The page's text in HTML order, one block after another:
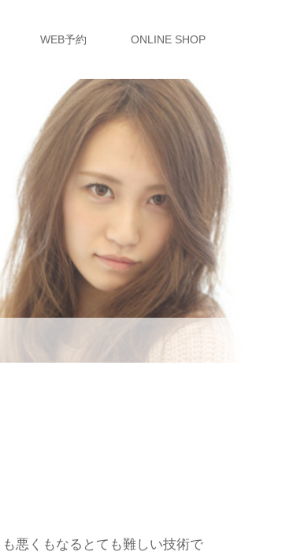
WEB予約 ONLINE SHOP
悪くもなるとても難しい技術で